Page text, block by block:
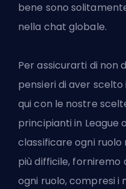
bene sono
nella chat globale.
Per assicurarti di non
pensieri di aver
qui con le nostre
principianti in League
classificare ogni ruolo
più difficile, forniremo
ogni ruolo, compresi i